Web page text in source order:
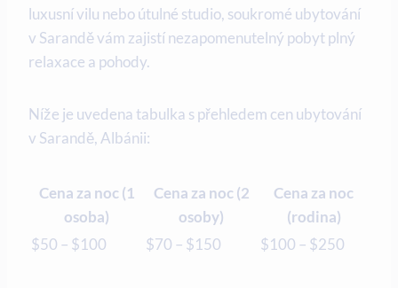
luxusní vilu nebo útulné studio, soukromé ubytování
v Sarandě vám zajistí nezapomenutelný pobyt⁣ plný
relaxace a pohody.
Níže‌ je uvedena ⁢tabulka s přehledem cen ubytování
v Sarandě, Albánii:
Cena za noc (1
osoba)
Cena za noc (2⁢
osoby)
Cena za noc
(rodina)
$50 – $100
$70 – $150 $100 – $250